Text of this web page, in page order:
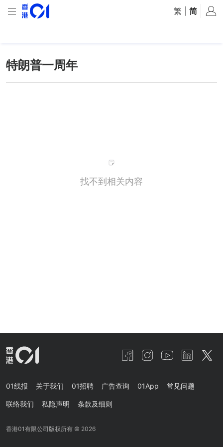
繁 简
特朗普一周年
找不到相关内容
01线报 关于我们 01招聘 广告查询 01App 常见问题
联络我们 私隐声明 条款及细则
香港01有限公司版权所有 © 2026